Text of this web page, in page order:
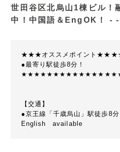
世田谷区北烏山1棟ビル！
中！中国語＆EngOK！ - -
★★★オススメポイント
●最寄り駅徒歩8分！
【交通】
●京王線「千歳烏山」駅徒歩8分
English available